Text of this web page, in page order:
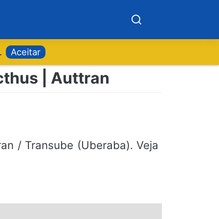
. Aceitar
| Auttran
/ Transube (Uberaba). Veja